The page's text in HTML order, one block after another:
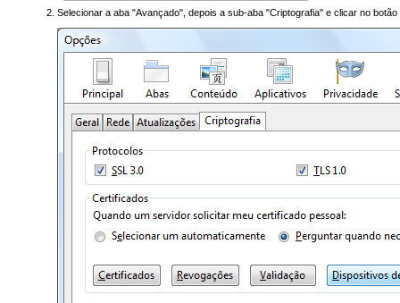
Selecionar a aba "Avançado", depois a sub-aba "Criptografia" e clicar no